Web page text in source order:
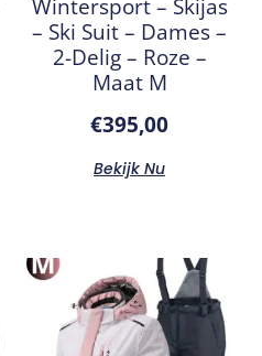
Wintersport – Skijas
– Ski Suit – Dames –
2-Delig – Roze –
Maat M
€395,00
Bekijk Nu